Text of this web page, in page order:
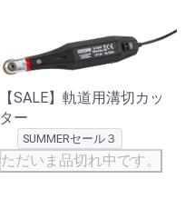
【SALE】軌道用溝切カッ
ター
SUMMERセール３
ただいま品切れ中です。